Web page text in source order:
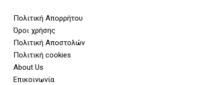
Πολιτική Απορρήτου
Όροι χρήσης
Πολιτική Αποστολών
Πολιτική cookies
About Us
Επικοινωνία